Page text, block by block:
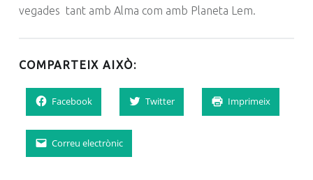
vegades tant amb Alma com amb Planeta Lem.
COMPARTEIX AIXÒ:
Facebook Twitter Imprimeix
Correu electrònic